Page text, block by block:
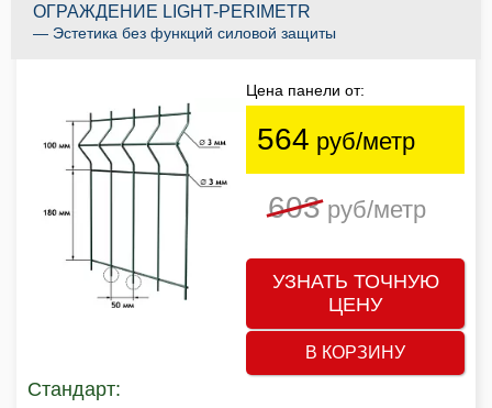
ОГРАЖДЕНИЕ LIGHT-PERIMETR
— Эстетика без функций силовой защиты
Цена панели от:
564 руб/метр
603руб/метр
УЗНАТЬ ТОЧНУЮ
ЦЕНУ
В КОРЗИНУ
Стандарт: